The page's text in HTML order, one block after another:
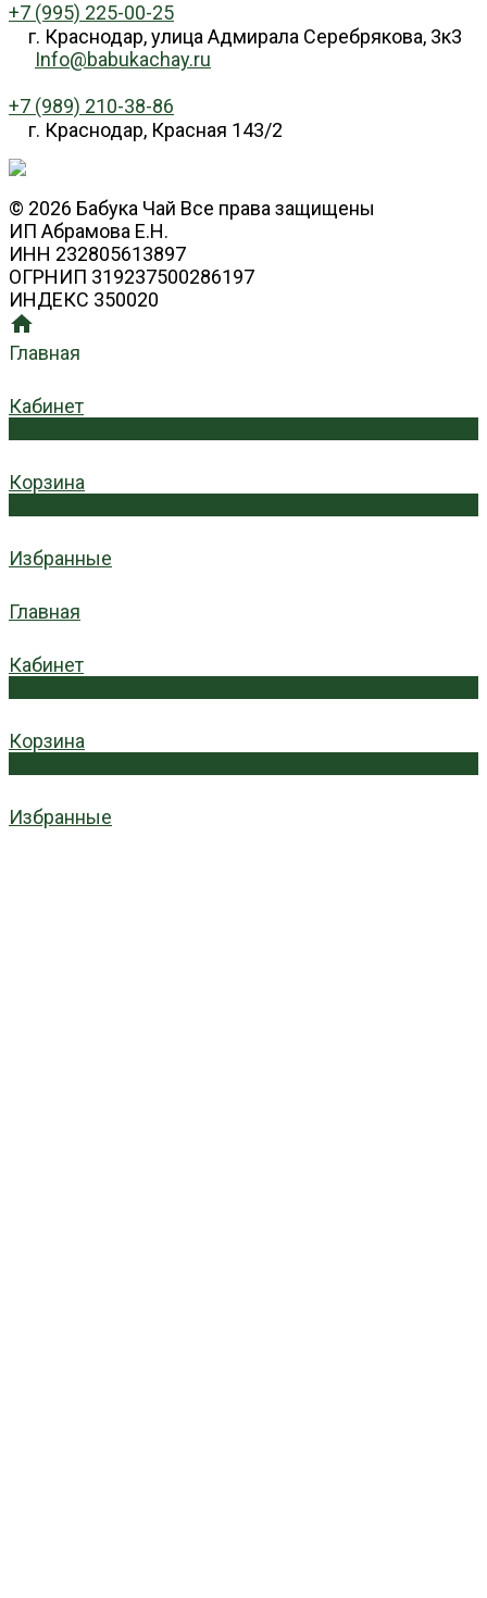
+7 (995) 225-00-25
г. Краснодар, улица Адмирала Серебрякова, 3к3
Info@babukachay.ru
+7 (989) 210-38-86
г. Краснодар, Красная 143/2
© 2026 Бабука Чай Все права защищены
ИП Абрамова Е.Н.
ИНН 232805613897
ОГРНИП 319237500286197
ИНДЕКС 350020
Главная
Кабинет
Корзина
Избранные
Главная
Кабинет
Корзина
Избранные